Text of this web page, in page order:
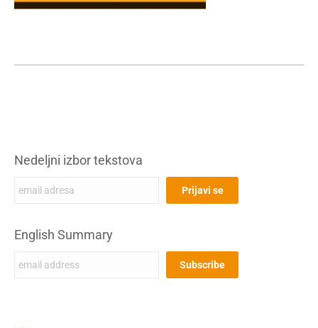
Nedeljni izbor tekstova
English Summary